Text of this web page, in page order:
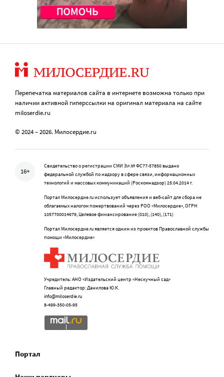
Перепечатка материалов сайта в интернете возможна только при
наличии активной гиперссылки на оригинал материала на сайте
miloserdie.ru
© 2024 – 2026. Милосердие.ru
16+
Свидетельство о регистрации СМИ Эл № ФС77-57850 выдано
федеральной службой по надзору в сфере связи, информационных
технологий и массовых коммуникаций (Роскомнадзор) 25.04.2014 г.
Портал Милосердие.ru использует объявления и веб-сайт для сбора не
облагаемых налогом пожертвований через РОО «Милосердие», ОГРН
1057700014679, Целевое финансирование (010), (140), (171)
Портал Милосердие.ru является одним из проектов Православной службы
помощи «Милосердие»
Учредитель: АНО «Издательский центр «Нескучный сад»
Главный редактор: Данилова Ю.К.
info@miloserdie.ru
8-499-350-05-95
Портал